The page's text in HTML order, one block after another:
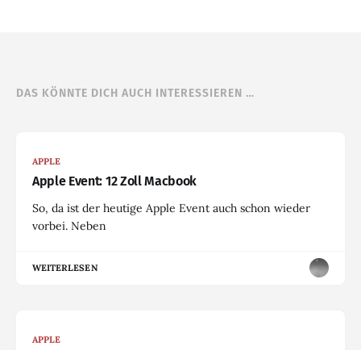
DAS KÖNNTE DICH AUCH INTERESSIEREN …
APPLE
Apple Event: 12 Zoll Macbook
So, da ist der heutige Apple Event auch schon wieder
vorbei. Neben
WEITERLESEN
APPLE